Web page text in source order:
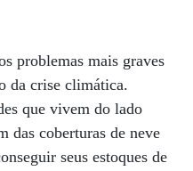
problemas mais graves
da crise climática.
que vivem do lado
das coberturas de neve
seus estoques de